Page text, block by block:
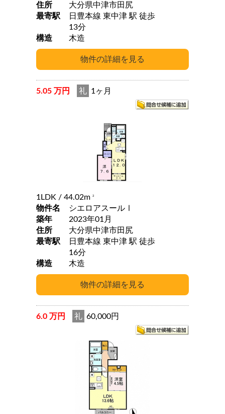
住所
大分県中津市田尻
最寄駅
日豊本線 東中津 駅 徒歩
13分
構造
木造
5.05 万円 礼 1ヶ月
1LDK / 44.02m 2
物件名
シエロアスールⅠ
築年
2023年01月
住所
大分県中津市田尻
最寄駅
日豊本線 東中津 駅 徒歩
16分
構造
木造
6.0 万円 礼 60,000円